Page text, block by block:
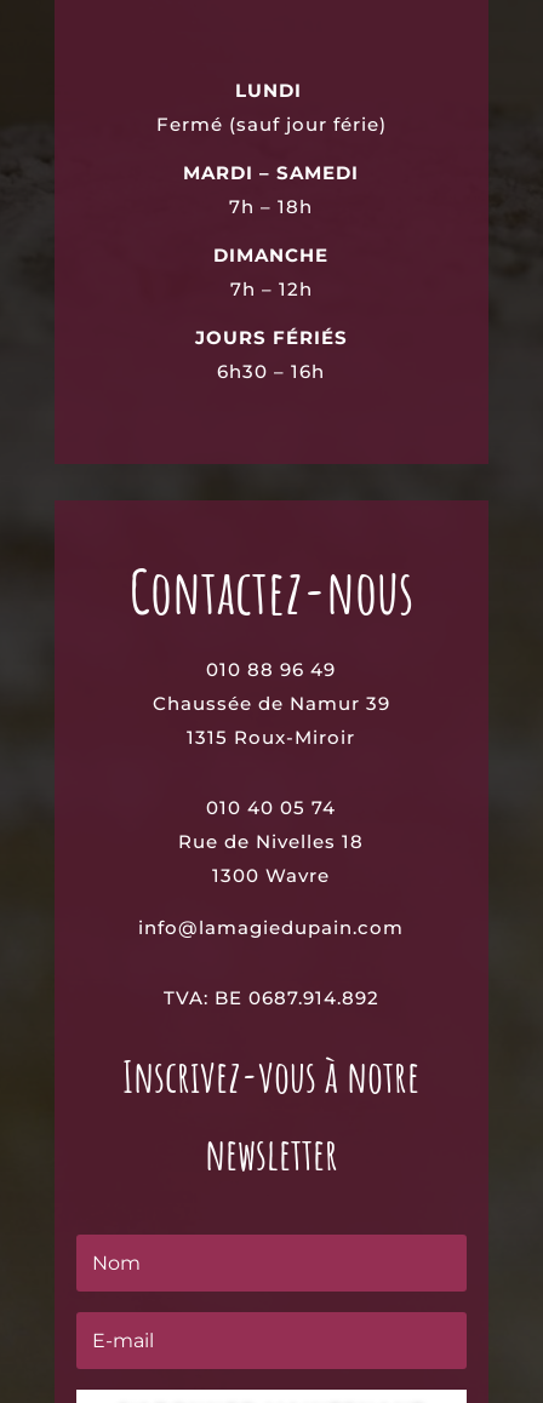
LUNDI
Fermé (sauf jour férie)
MARDI – SAMEDI
7h – 18h
DIMANCHE
7h – 12h
JOURS FÉRIÉS
6h30 – 16h
Contactez-nous
010 88 96 49
Chaussée de Namur 39
1315 Roux-Miroir
010 40 05 74
Rue de Nivelles 18
1300 Wavre
info@lamagiedupain.com
TVA: BE 0687.914.892
Inscrivez-vous à notre
newsletter